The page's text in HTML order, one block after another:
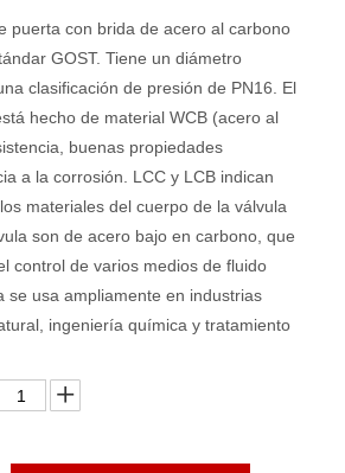
puerta con brida de acero al carbono
GOST. Tiene un diámetro
clasificación de presión de PN16. El
hecho de material WCB (acero al
buenas propiedades
a la corrosión. LCC y LCB indican
materiales del cuerpo de la válvula
son de acero bajo en carbono, que
control de varios medios de fluido
se usa ampliamente en industrias
ingeniería química y tratamiento